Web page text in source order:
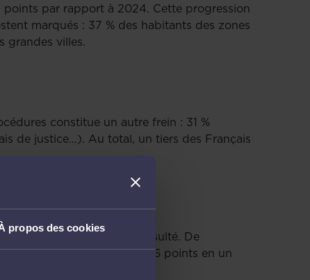
propos des cookies
par rapport à 2024. Cette progression
marqués : 37 % des habitants des zones
grandes villes.
constitue un autre frein : 31 %
de justice…). Au total, un tiers des Français
et 47 % en ont déjà consulté. De
aux IA génératives (+6 points en un